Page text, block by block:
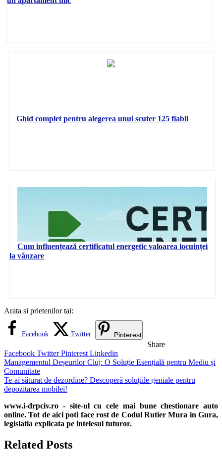
Ghid complet pentru alegerea unui scuter 125 fiabil
Cum influențează certificatul energetic valoarea locuinței
la vânzare
Arata si prietenilor tai:
Facebook Twitter Pinterest
Share
Facebook TwitterPinterest Linkedin
Navigare
în
articole
Managementul Deșeurilor Cluj: O Soluție Esențială pentru Mediu și
Comunitate
Te-ai săturat de dezordine? Descoperă soluțiile geniale pentru
depozitarea mobilei!
www.i-drpciv.ro - site-ul cu cele mai bune chestionare auto
online. Tot de aici poti face rost de Codul Rutier Mura in Gura,
legislatia explicata pe intelesul tuturor.
Related Posts